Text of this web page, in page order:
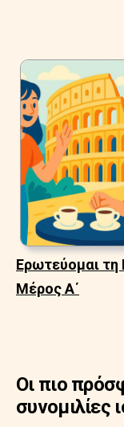
Ερωτεύομαι
Μέρος Α΄
Οι πιο
συνομιλίες